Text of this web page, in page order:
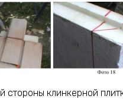
стороны клинкерной